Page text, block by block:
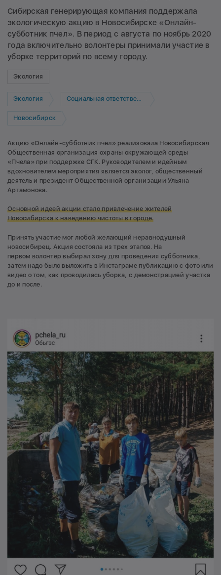
Сибирская генерирующая компания поддержала
экологическую акцию в Новосибирске «Онлайн-
субботник пчел». В период с августа по ноябрь 2020
года включительно волонтеры принимали участие в
уборке территорий по всему городу.
Экология
Экология Социальная ответственность
Новосибирск
Акцию «Онлайн-субботник пчел» реализовала Новосибирская
Общественная организация охраны окружающей среды
«Пчела» при поддержке СГК. Руководителем и идейным
вдохновителем мероприятия является эколог, общественный
деятель и президент Общественной организации Ульяна
Артамонова.
Основной идеей акции стало привлечение жителей
Новосибирска к наведению чистоты в городе.
Принять участие мог любой желающий неравнодушный
новосибирец. Акция состояла из трех этапов. На
первом волонтер выбирал зону для проведения субботника,
затем надо было выложить в Инстаграме публикацию с фото или
видео о том, как проводилась уборка, с демонстрацией участка
до и после.